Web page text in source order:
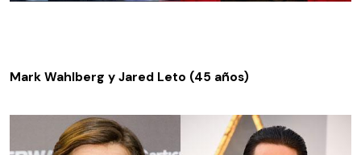
Mark Wahlberg y Jared Leto (45 años)